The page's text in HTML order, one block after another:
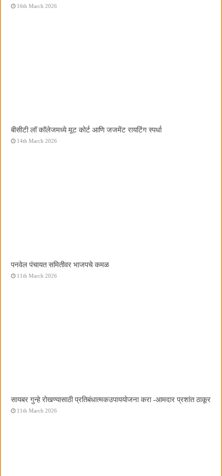
16th March 2026
बीसीटी लॉ कॉलेजमध्ये मूट कोर्ट आणि जजमेंट रायटिंग स्पर्धा
14th March 2026
पनवेल पंचायत समितीवर भाजपचे कमळ
11th March 2026
सायबर गुन्हे रोखण्यासाठी प्रतिबंधात्मकउपाययोजना करा -आमदार प्रशांत ठाकूर
11th March 2026